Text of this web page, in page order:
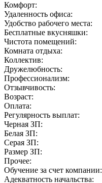
Комфорт:
Удаленность офиса:
Удобство рабочего места:
Бесплатные вкусняшки:
Чистота помещений:
Комната отдыха:
Коллектив:
Дружелюбность:
Профессионализм:
Отзывчивость:
Возраст:
Оплата:
Регулярность выплат:
Черная ЗП:
Белая ЗП:
Серая ЗП:
Размер ЗП:
Прочее:
Обучение за счет компании:
Адекватность начальства: